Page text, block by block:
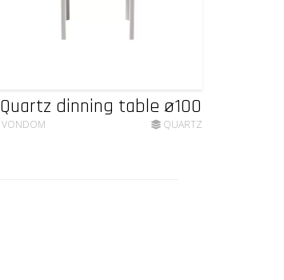
Quartz dinning table ø100
VONDOM QUARTZ